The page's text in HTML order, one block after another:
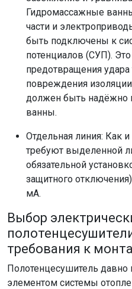
Гидромассажные
части и
быть подключены к
потенциалов (СУП).
предотвращения
повреждения
должен быть надёжно
ванны.
Отдельная линия: Как
требуют выделенной
обязательной
защитного
мА.
Выбор
требования к
Полотенцесушитель давно
элементом системы